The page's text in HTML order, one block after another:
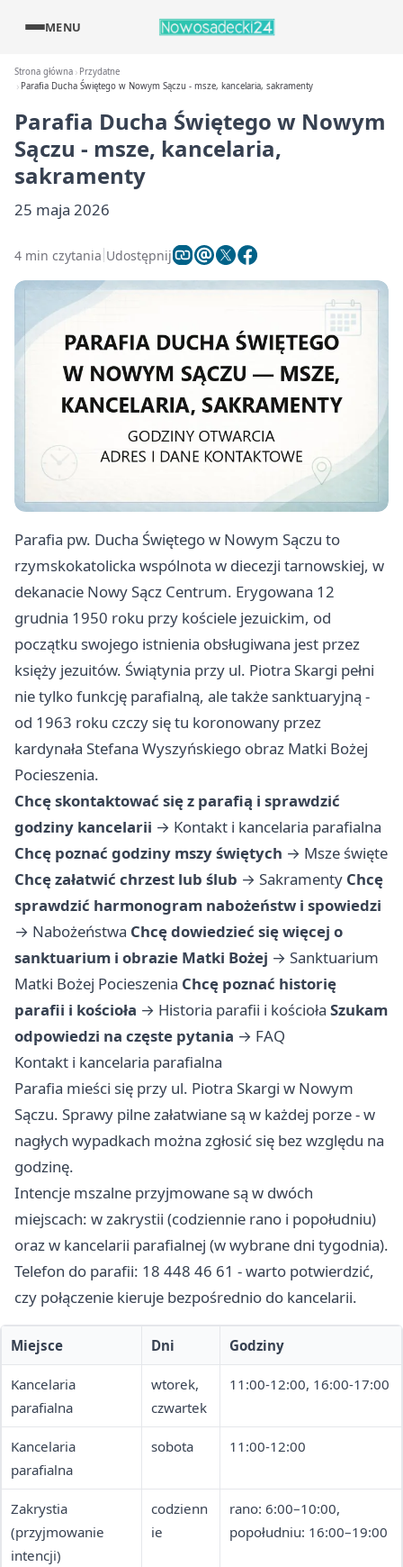
MENU
Strona główna
Przydatne
Parafia Ducha Świętego w Nowym Sączu - msze, kancelaria, sakramenty
Parafia Ducha Świętego w Nowym
Sączu - msze, kancelaria,
sakramenty
25 maja 2026
4 min czytania Udostępnij
Parafia pw. Ducha Świętego w Nowym Sączu to
rzymskokatolicka wspólnota w diecezji tarnowskiej, w
dekanacie Nowy Sącz Centrum. Erygowana 12
grudnia 1950 roku przy kościele jezuickim, od
początku swojego istnienia obsługiwana jest przez
księży jezuitów. Świątynia przy ul. Piotra Skargi pełni
nie tylko funkcję parafialną, ale także sanktuaryjną -
od 1963 roku czczy się tu koronowany przez
kardynała Stefana Wyszyńskiego obraz Matki Bożej
Pocieszenia.
Chcę skontaktować się z parafią i sprawdzić
godziny kancelarii → Kontakt i kancelaria parafialna
Chcę poznać godziny mszy świętych → Msze święte
Chcę załatwić chrzest lub ślub → Sakramenty Chcę
sprawdzić harmonogram nabożeństw i spowiedzi
→ Nabożeństwa Chcę dowiedzieć się więcej o
sanktuarium i obrazie Matki Bożej → Sanktuarium
Matki Bożej Pocieszenia Chcę poznać historię
parafii i kościoła → Historia parafii i kościoła Szukam
odpowiedzi na częste pytania → FAQ
Kontakt i kancelaria parafialna
Parafia mieści się przy ul. Piotra Skargi w Nowym
Sączu. Sprawy pilne załatwiane są w każdej porze - w
nagłych wypadkach można zgłosić się bez względu na
godzinę.
Intencje mszalne przyjmowane są w dwóch
miejscach: w zakrystii (codziennie rano i popołudniu)
oraz w kancelarii parafialnej (w wybrane dni tygodnia).
Telefon do parafii: 18 448 46 61 - warto potwierdzić,
czy połączenie kieruje bezpośrednio do kancelarii.
Miejsce Dni Godziny
Kancelaria
parafialna
wtorek,
czwartek
11:00-12:00, 16:00-17:00
Kancelaria
parafialna
sobota 11:00-12:00
Zakrystia
(przyjmowanie
intencji)
codzienn
ie
rano: 6:00–10:00,
popołudniu: 16:00–19:00